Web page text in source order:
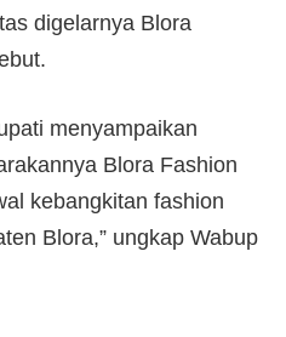
digelarnya Blora
menyampaikan
Blora Fashion
kebangkitan fashion
Blora,” ungkap Wabup